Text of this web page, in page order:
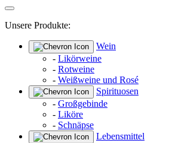
Unsere Produkte:
Wein
- Likörweine
- Rotweine
- Weißweine und Rosé
Spirituosen
- Großgebinde
- Liköre
- Schnäpse
Lebensmittel